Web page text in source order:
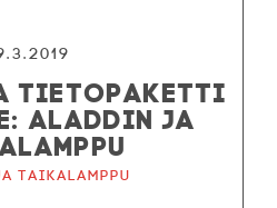
TIETOPAKETTI
ALADDIN JA
taikalamppu